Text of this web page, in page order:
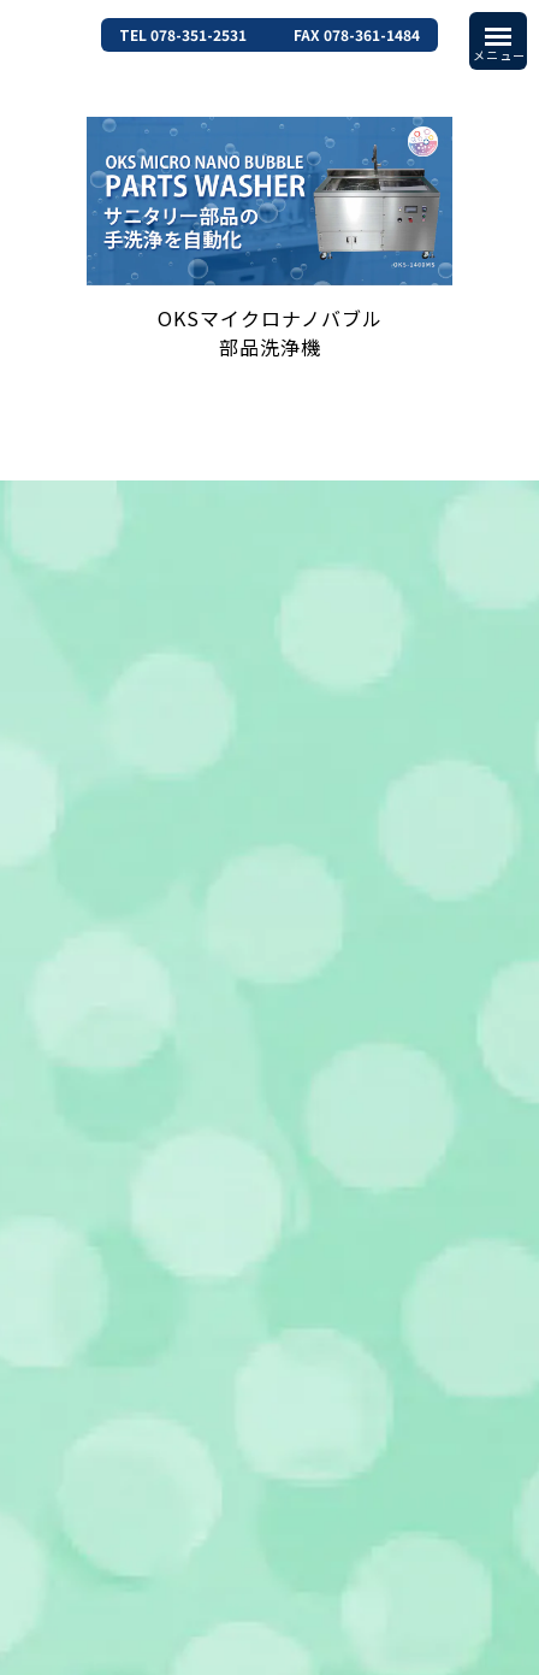
TEL 078-351-2531 FAX 078-361-1484
OKSマイクロナノバブル
部品洗浄機